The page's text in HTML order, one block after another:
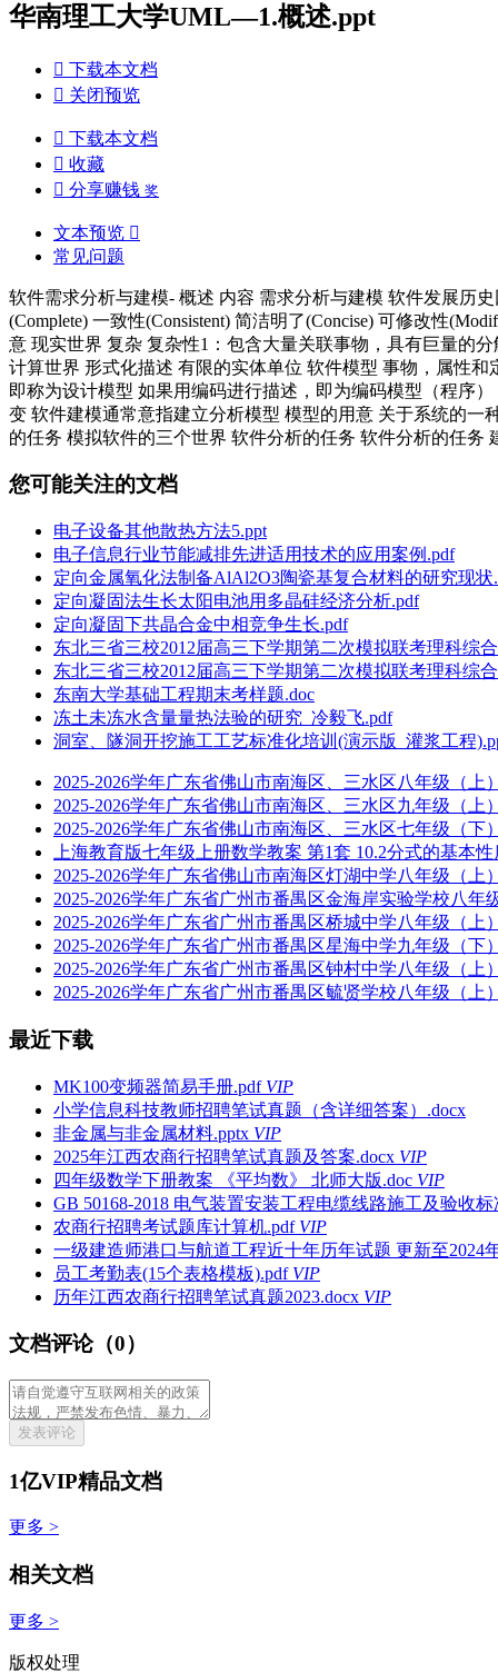
华南理工大学UML—1.概述.ppt
 下载本文档
 关闭预览
 下载本文档
 收藏
 分享赚钱 奖
文本预览 
常见问题
软件需求分析与建模 - 概述 内容 需求分析与建模 软件发展历
(Complete) 一致性(Consistent) 简洁明了(Concise) 可修改性
意 现实世界 复杂 复杂性1：包含大量关联事物，具有巨量的
计算世界 形式化描述 有限的实体单位 软件模型 事物，属性
即称为设计模型 如果用编码进行描述，即为编码模型（程序
变 软件建模通常意指建立分析模型 模型的用意 关于系统的
的任务 模拟软件的三个世界 软件分析的任务 软件分析的任务
您可能关注的文档
电子设备其他散热方法5.ppt
电子信息行业节能减排先进适用技术的应用案例.pdf
定向金属氧化法制备AlAl2O3陶瓷基复合材料的研究现状
定向凝固法生长太阳电池用多晶硅经济分析.pdf
定向凝固下共晶合金中相竞争生长.pdf
东北三省三校2012届高三下学期第二次模拟联考理科综
东北三省三校2012届高三下学期第二次模拟联考理科综合
东南大学基础工程期末考样题.doc
冻土未冻水含量量热法验的研究_冷毅飞.pdf
洞室、隧洞开挖施工工艺标准化培训(演示版_灌浆工程
2025-2026学年广东省佛山市南海区、三水区八年级（上
2025-2026学年广东省佛山市南海区、三水区九年级（上
2025-2026学年广东省佛山市南海区、三水区七年级（下
上海教育版七年级上册数学教案 第1套 10.2分式的基本性
2025-2026学年广东省佛山市南海区灯湖中学八年级（上
2025-2026学年广东省广州市番禺区金海岸实验学校八年
2025-2026学年广东省广州市番禺区桥城中学八年级（上
2025-2026学年广东省广州市番禺区星海中学九年级（下
2025-2026学年广东省广州市番禺区钟村中学八年级（上
2025-2026学年广东省广州市番禺区毓贤学校八年级（上
最近下载
MK100变频器简易手册.pdf VIP
小学信息科技教师招聘笔试真题（含详细答案）.docx
非金属与非金属材料.pptx VIP
2025年江西农商行招聘笔试真题及答案.docx VIP
四年级数学下册教案 《平均数》 北师大版.doc VIP
GB 50168-2018 电气装置安装工程电缆线路施工及验收标
农商行招聘考试题库计算机.pdf VIP
一级建造师港口与航道工程近十年历年试题 更新至2024
员工考勤表(15个表格模板).pdf VIP
历年江西农商行招聘笔试真题2023.docx VIP
文档评论（0）
发表评论
1亿VIP精品文档
更多 >
相关文档
更多 >
版权处理